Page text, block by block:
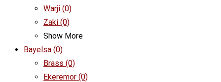
Warji (0)
Zaki (0)
Show More
Bayelsa (0)
Brass (0)
Ekeremor (0)